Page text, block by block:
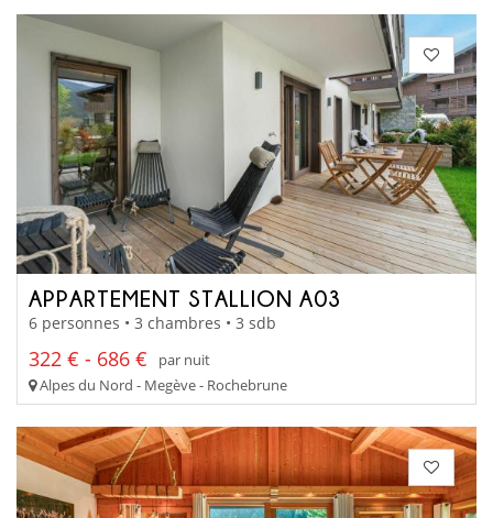
APPARTEMENT STALLION A03
6 personnes • 3 chambres • 3 sdb
322 € - 686 €
par nuit
Alpes du Nord - Megève - Rochebrune